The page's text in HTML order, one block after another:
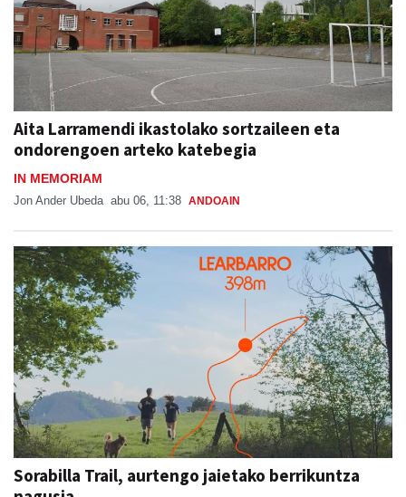
Aita Larramendi ikastolako sortzaileen eta
ondorengoen arteko katebegia
IN MEMORIAM
Jon Ander Ubeda abu 06, 11:38 ANDOAIN
Sorabilla Trail, aurtengo jaietako berrikuntza